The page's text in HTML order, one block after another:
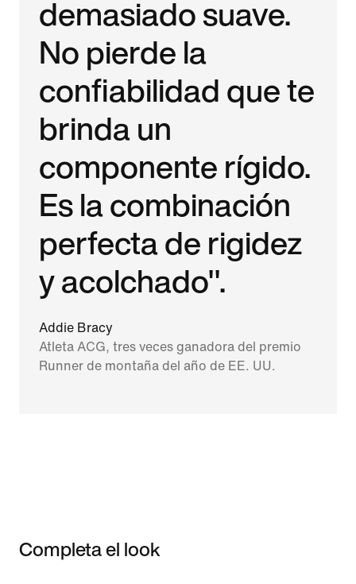
demasiado suave.
No pierde la
confiabilidad que te
brinda un
componente rígido.
Es la combinación
perfecta de rigidez
y acolchado".
Addie Bracy
Atleta ACG, tres veces ganadora del premio
Runner de montaña del año de EE. UU.
Completa el look